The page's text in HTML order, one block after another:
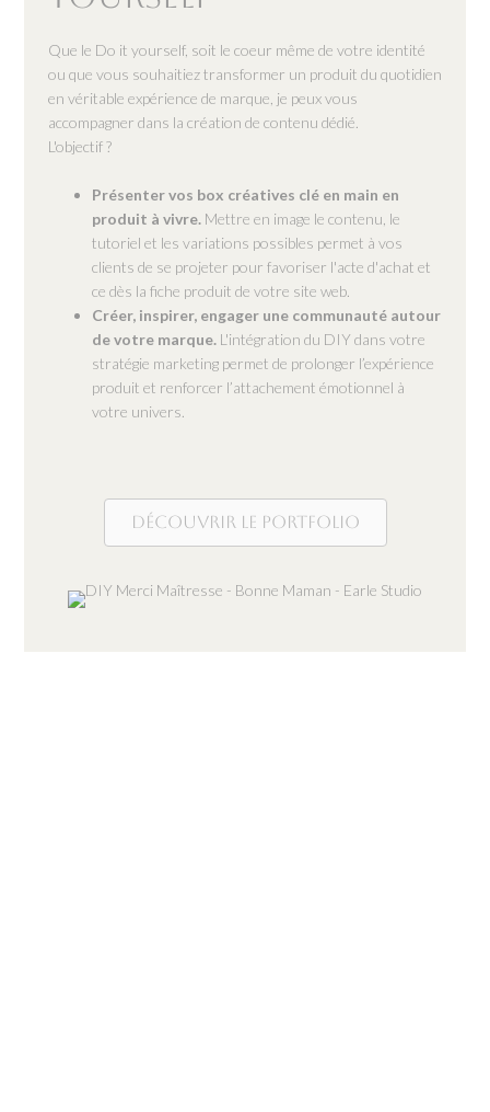
Que le Do it yourself, soit le coeur même de votre identité
ou que vous souhaitiez transformer un produit du quotidien
en véritable expérience de marque, je peux vous
accompagner dans la création de contenu dédié.
L'objectif ?
Présenter vos box créatives clé en main en
produit à vivre. Mettre en image le contenu, le
tutoriel et les variations possibles permet à vos
clients de se projeter pour favoriser l'acte d'achat et
ce dès la fiche produit de votre site web.
Créer, inspirer, engager une communauté autour
de votre marque. L'intégration du DIY dans votre
stratégie marketing permet de prolonger l’expérience
produit et renforcer l’attachement émotionnel à
votre univers.
Découvrir le portfolio